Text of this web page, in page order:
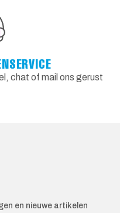
chat of mail ons gerust
en nieuwe artikelen